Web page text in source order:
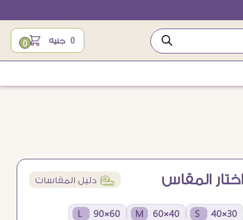
0 جنيه 0
اختار المقاس í دليل المقاسات
30×40 S
40×60 M
60×90 L